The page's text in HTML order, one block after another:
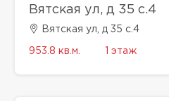
Вятская ул, д 35 с.4
Вятская ул, д 35 с.4
953.8 кв.м. 1 этаж